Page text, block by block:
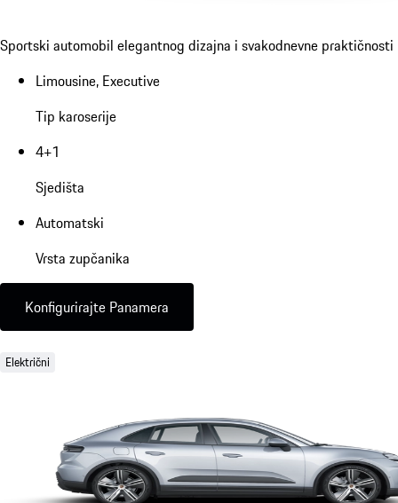
Sportski automobil elegantnog dizajna i svakodnevne praktičnosti
Limousine, Executive
Tip karoserije
4+1
Sjedišta
Automatski
Vrsta zupčanika
Konfigurirajte Panamera
Električni